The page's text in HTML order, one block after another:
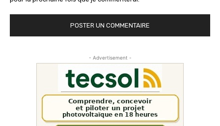
- Advertisement -